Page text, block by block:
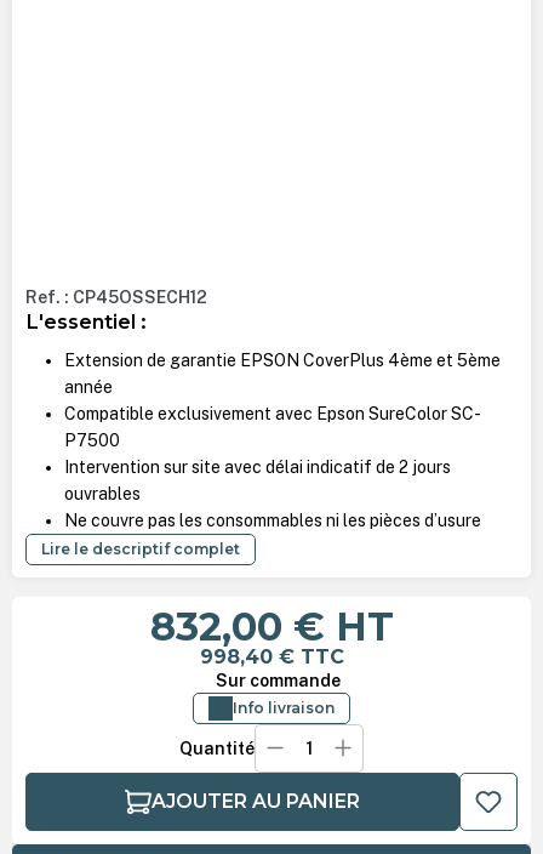
Ref. : CP45OSSECH12
L'essentiel :
Extension de garantie EPSON CoverPlus 4ème et 5ème
année
Compatible exclusivement avec Epson SureColor SC-
P7500
Intervention sur site avec délai indicatif de 2 jours
ouvrables
Ne couvre pas les consommables ni les pièces d’usure
Lire le descriptif complet
832,00 € HT
998,40 € TTC
Sur commande
Info livraison
Quantité
AJOUTER AU PANIER